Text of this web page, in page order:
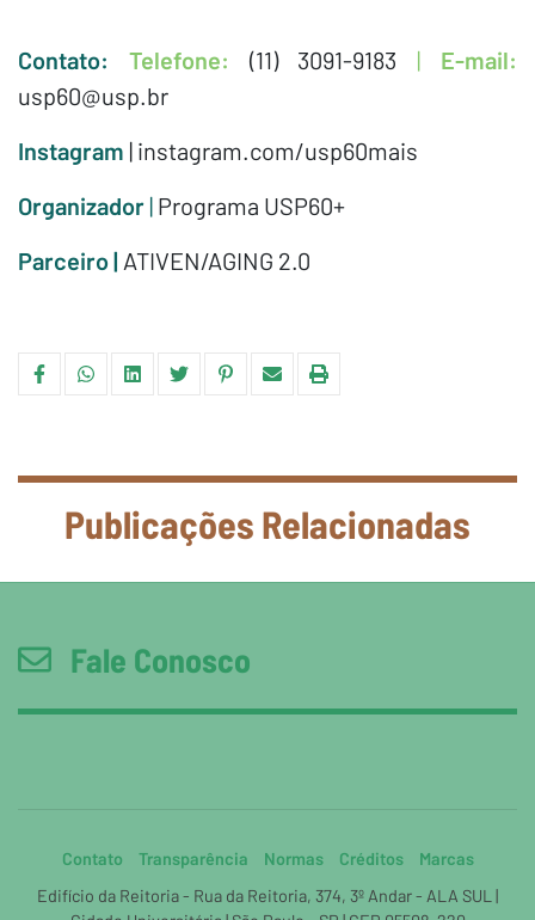
Contato: Telefone: (11) 3091-9183 | E-mail:
usp60@usp.br
Instagram | instagram.com/usp60mais
Organizador | Programa USP60+
Parceiro | ATIVEN/AGING 2.0
Publicações Relacionadas
Fale Conosco
Contato Transparência Normas Créditos
Marcas
Edifício da Reitoria - Rua da Reitoria, 374, 3º Andar - ALA SUL |